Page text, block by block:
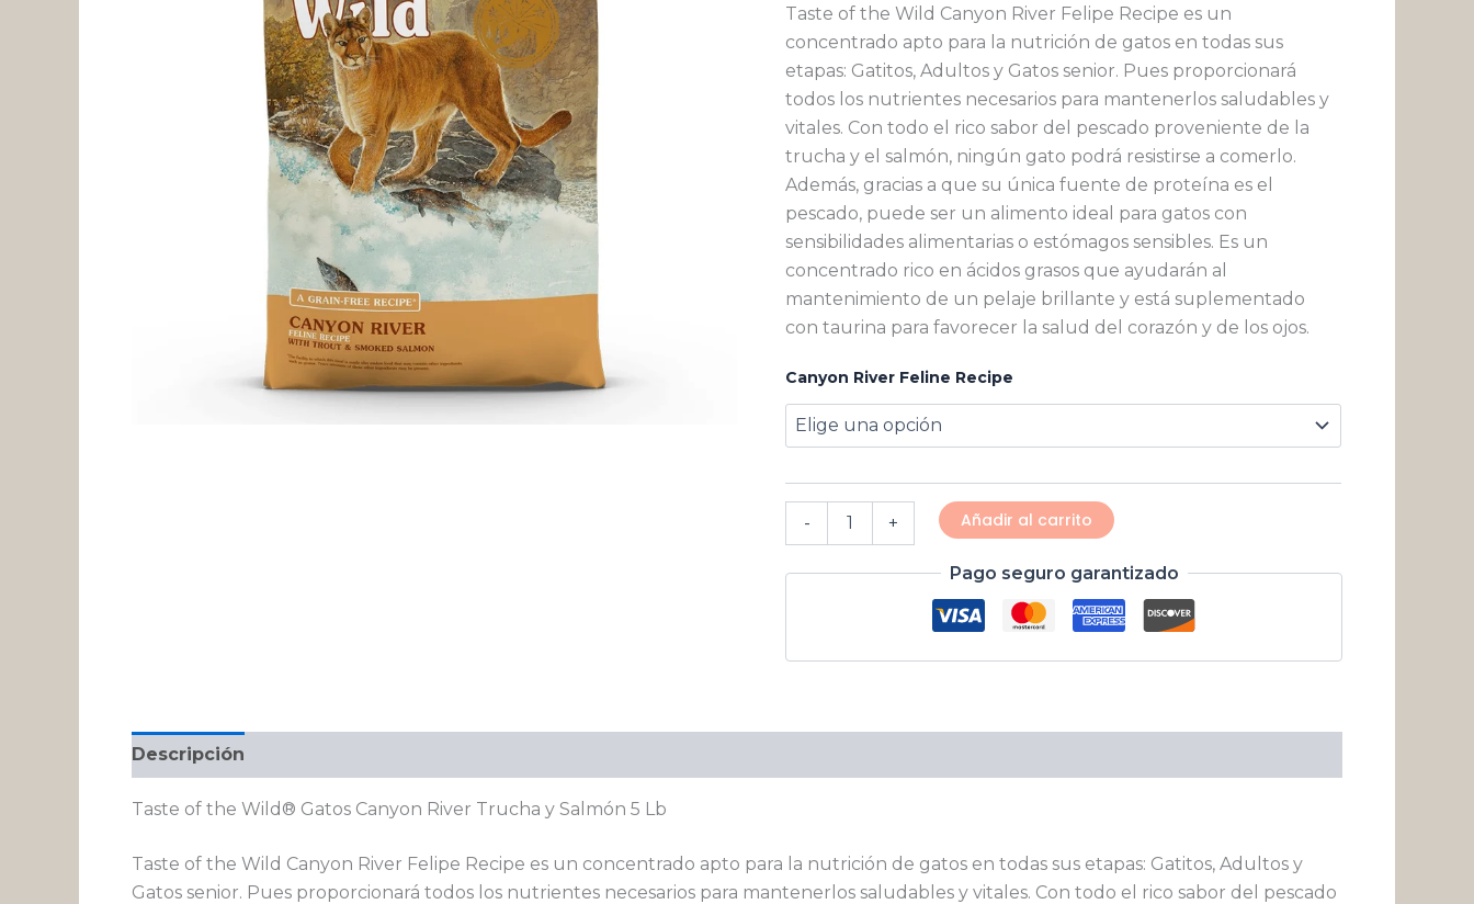
$ 25.276
hasta
$ 272.433
Taste of the Wild Canyon River Felipe Recipe es un
concentrado apto para la nutrición de gatos en todas sus
etapas: Gatitos, Adultos y Gatos senior. Pues proporcionará
todos los nutrientes necesarios para mantenerlos saludables y
vitales. Con todo el rico sabor del pescado proveniente de la
trucha y el salmón, ningún gato podrá resistirse a comerlo.
Además, gracias a que su única fuente de proteína es el
pescado, puede ser un alimento ideal para gatos con
sensibilidades alimentarias o estómagos sensibles. Es un
concentrado rico en ácidos grasos que ayudarán al
mantenimiento de un pelaje brillante y está suplementado
con taurina para favorecer la salud del corazón y de los ojos.
Canyon River Feline Recipe
-
cantidad
+ Añadir al carrito
Pago seguro garantizado
Descripción
Taste of the Wild® Gatos Canyon River Trucha y Salmón 5 Lb
Taste of the Wild Canyon River Felipe Recipe es un concentrado apto para la nutrición de gatos en todas sus etapas: Gatitos, Adultos y
Gatos senior. Pues proporcionará todos los nutrientes necesarios para mantenerlos saludables y vitales. Con todo el rico sabor del pescado